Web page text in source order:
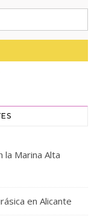
la Marina Alta
en Alicante